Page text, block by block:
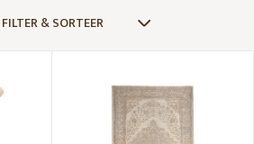
FILTER & SORTEER
Shoppen